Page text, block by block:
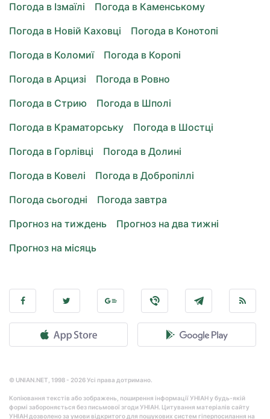
Погода в Ізмаїлі
Погода в Каменському
Погода в Новій Каховці
Погода в Конотопі
Погода в Коломиї
Погода в Коропі
Погода в Арцизі
Погода в Ровно
Погода в Стрию
Погода в Шполі
Погода в Краматорську
Погода в Шостці
Погода в Горлівці
Погода в Долині
Погода в Ковелі
Погода в Добропіллі
Погода сьогодні
Погода завтра
Прогноз на тиждень
Прогноз на два тижні
Прогноз на місяць
© UNIAN.NET, 1998 - 2026 Усі права дотримано.
Копіювання текстів або зображень, поширення інформації УНІАН у будь-якій
формі забороняється без письмової згоди УНІАН. Цитування матеріалів сайту
УНІАН дозволено за умови відкритого для пошукових систем гіперпосилання на